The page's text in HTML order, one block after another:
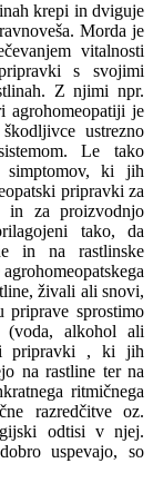
krepi in dviguje
Morda je
vitalnosti
s svojimi
Z njimi npr.
agrohomeopatiji je
ustrezno
Le tako
ki jih
pripravki za
in za proizvodnjo
tako, da
in na rastlinske
živali ali snovi,
priprave sprostimo
alkohol ali
pripravki , ki jih
na rastline ter na
ritmičnega
razredčitve oz.
odtisi v njej.
uspevajo, so